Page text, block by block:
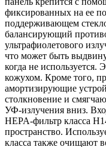
фиксированных на ее
поддерживающем
балансирующий
ультрафиолетового
что может быть
когда не
кожухом. Кроме того,
амортизирующие
столкновение и
УФ-излучения вниз.
HEPA-фильтр класса
пространство.
класса также очищают